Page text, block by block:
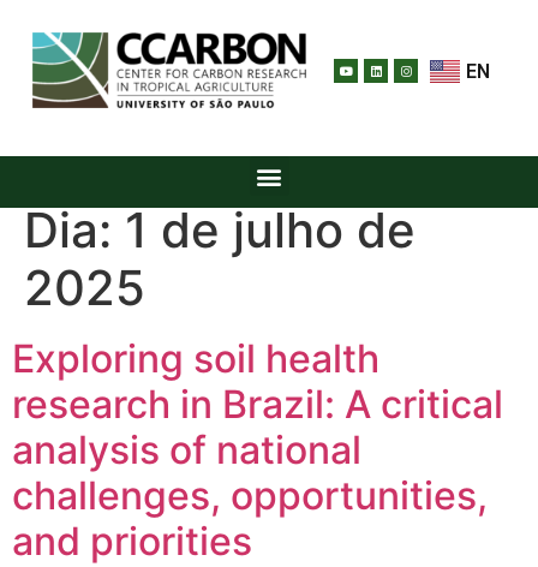
EN
Dia: 1 de julho de
2025
Exploring soil health
research in Brazil: A critical
analysis of national
challenges, opportunities,
and priorities